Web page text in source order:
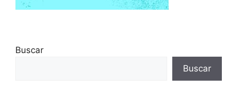
Buscar
Buscar